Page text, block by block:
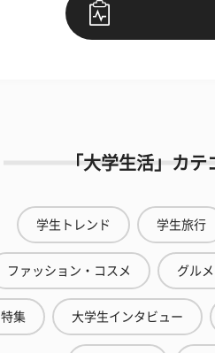
「大学生活」カ
学生トレンド 学生旅行
ファッション・コスメ グルメ
特集 大学生インタビュー